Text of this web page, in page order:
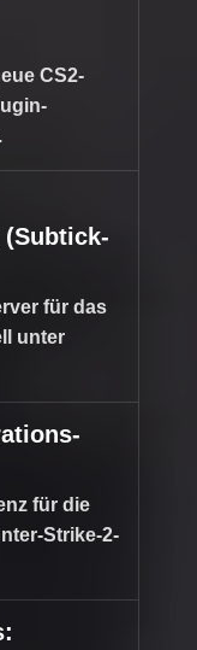
CS2-
(Subtick-
für das
unter
für die
Strike-2-